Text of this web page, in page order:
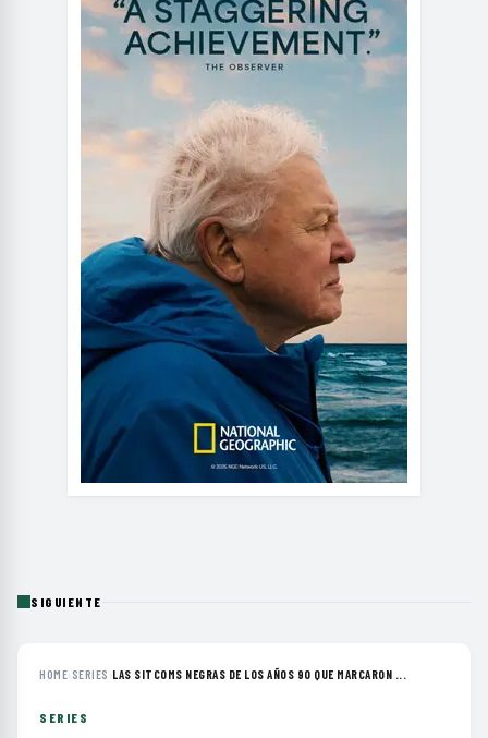
SIGUIENTE
HOME› SERIES ›LAS SITCOMS NEGRAS DE LOS AÑOS 90 QUE MARCARON ...
SERIES